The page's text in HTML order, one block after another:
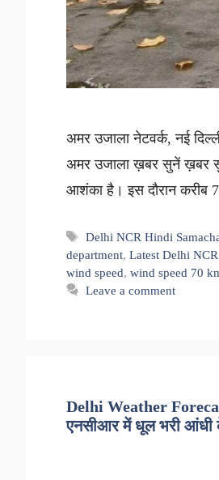
अमर उजाला नेटवर्क, नई
अमर उजाला ख़बर सुनें ख़बर
आशंका है। इस दौरान करीब
Tags
Delhi NCR Hindi
department, Latest Delhi
wind speed, wind speed 70
Leave a comment
Delhi Weather
एनसीआर में धूल भरी आंधी